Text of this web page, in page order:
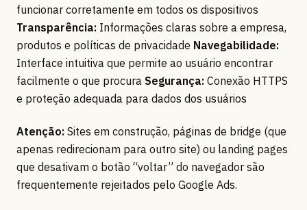
funcionar corretamente em todos os dispositivos
Transparência: Informações claras sobre a empresa,
produtos e políticas de privacidade Navegabilidade:
Interface intuitiva que permite ao usuário encontrar
facilmente o que procura Segurança: Conexão HTTPS
e proteção adequada para dados dos usuários
Atenção: Sites em construção, páginas de bridge (que
apenas redirecionam para outro site) ou landing pages
que desativam o botão “voltar” do navegador são
frequentemente rejeitados pelo Google Ads.